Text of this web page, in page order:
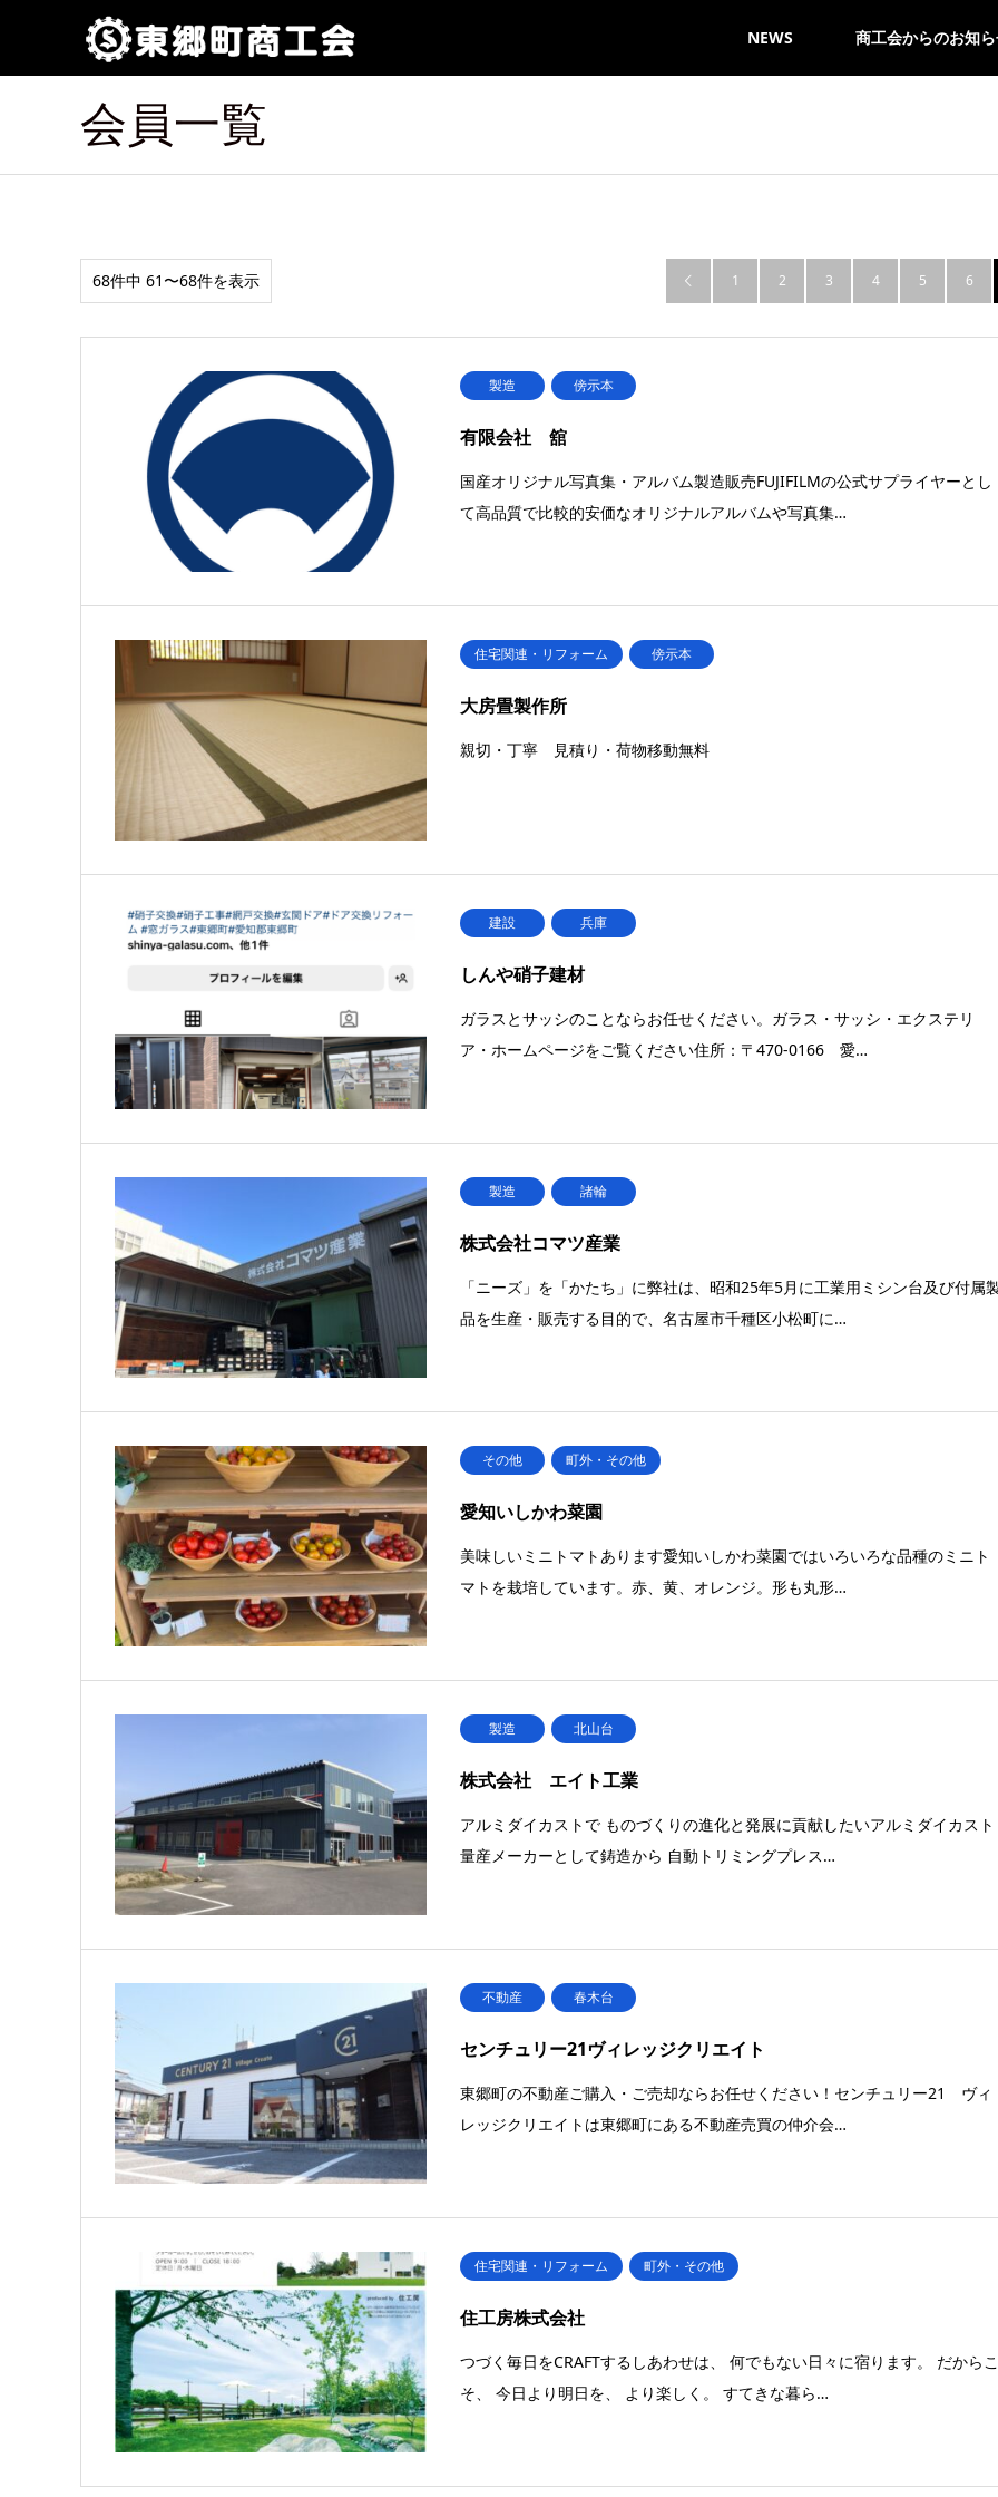
NEWS 商工会からのお知
会員一覧
68件中 61〜68件を表示  1 2 3 4 5 6
製造 傍示本
有限会社 舘
国産オリジナル写真集・アルバム製造販売FUJIFILMの公式サプライヤーとし
て高品質で比較的安価なオリジナルアルバムや写真集…
住宅関連・リフォーム 傍示本
大房畳製作所
親切・丁寧 見積り・荷物移動無料
建設 兵庫
しんや硝子建材
ガラスとサッシのことならお任せください。ガラス・サッシ・エクステリ
ア・ホームページをご覧ください住所：〒470-0166 愛…
製造 諸輪
株式会社コマツ産業
「ニーズ」を「かたち」に弊社は、昭和25年5月に工業用ミシン台及び付属
品を生産・販売する目的で、名古屋市千種区小松町に…
その他 町外・その他
愛知いしかわ菜園
美味しいミニトマトあります愛知いしかわ菜園ではいろいろな品種のミニト
マトを栽培しています。赤、黄、オレンジ。形も丸形…
製造 北山台
株式会社 エイト工業
アルミダイカストで ものづくりの進化と発展に貢献したいアルミダイカスト
量産メーカーとして鋳造から 自動トリミングプレス…
不動産 春木台
センチュリー21ヴィレッジクリエイト
東郷町の不動産ご購入・ご売却ならお任せください！センチュリー21 ヴィ
レッジクリエイトは東郷町にある不動産売買の仲介会…
住宅関連・リフォーム 町外・その他
住工房株式会社
つづく毎日をCRAFTするしあわせは、 何でもない日々に宿ります。 だから
そ、 今日より明日を、 より楽しく。 すてきな暮ら…